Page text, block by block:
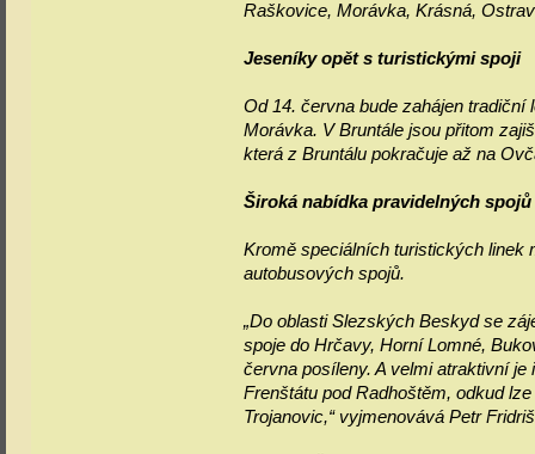
Raškovice, Morávka, Krásná,
Jeseníky opět s turistickými spoji
Od 14. června bude zahájen
Morávka. V Bruntále jsou přitom
která z Bruntálu pokračuje až na
Široká nabídka pravidelných spojů
Kromě speciálních turistických
autobusových spojů.
„Do oblasti Slezských Beskyd se
spoje do Hrčavy, Horní Lomné,
června posíleny. A velmi atraktivní
Frenštátu pod Radhoštěm, odkud
Trojanovic,“ vyjmenovává Petr